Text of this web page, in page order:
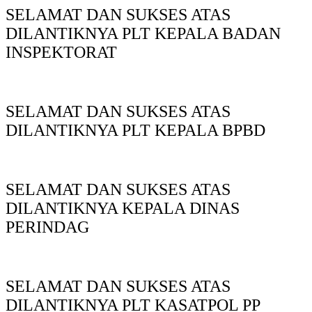
SELAMAT DAN SUKSES ATAS
DILANTIKNYA PLT KEPALA BADAN
INSPEKTORAT
SELAMAT DAN SUKSES ATAS
DILANTIKNYA PLT KEPALA BPBD
SELAMAT DAN SUKSES ATAS
DILANTIKNYA KEPALA DINAS
PERINDAG
SELAMAT DAN SUKSES ATAS
DILANTIKNYA PLT KASATPOL PP